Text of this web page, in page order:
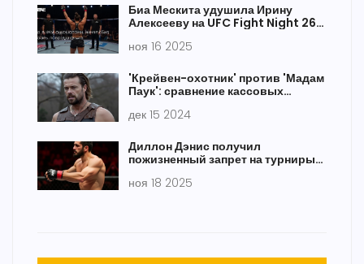
Биа Мескита удушила Ирину
Алексееву на UFC Fight Night 261
ноя 16 2025
'Крейвен-охотник' против 'Мадам
Паук': сравнение кассовых
и Marvel
дек 15 2024
Диллон Дэнис получил
пожизненный запрет на турниры
Махачева
ноя 18 2025